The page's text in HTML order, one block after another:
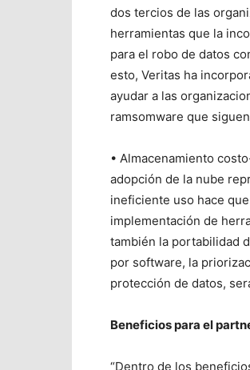
dos tercios de las
herramientas que la
para el robo de datos
esto, Veritas ha
ayudar a las
ramsomware que
• Almacenamiento
adopción de la nube
ineficiente uso hace
implementación de
también la portabilidad
por software, la
protección de datos,
Beneficios para el
“Dentro de los